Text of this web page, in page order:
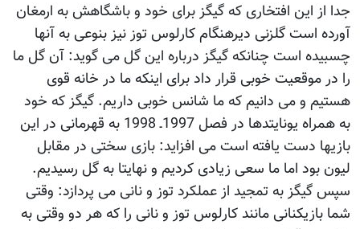
جدا از این افتخاری که گیگز برای خود و باشگاهش به ارمغان
آورده است گلزنی دیرهنگام کارلوس توز نیز بنوعی به آنها
چسبیده است چنانکه گیگز درباره این گل می گوید: آن گل ما
را در موقعیت خوبی قرار داد برای اینکه ما در خانه قوی
هستیم و می دانیم که ما شانس خوبی داریم. گیگز که خود
به همراه یونایتدها در فصل 1997ـ 1998 به قهرمانی در این
بازیها دست یافته است می افزاید: بازی سختی در مقابل
لیون بود اما ما سعی زیادی کردیم و نهایتا به گل رسیدیم.
سپس گیگز به تمجید از عملکرد توز و نانی می پردازد: وقتی
شما بازیکنانی مانند کارلوس توز و نانی را که هر دو وقتی به